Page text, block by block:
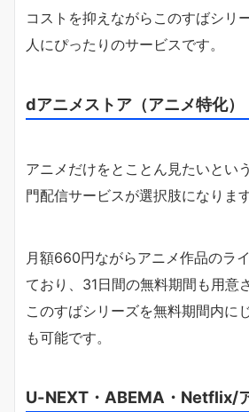
コストを抑えながらこのすばシリ
人にぴったりのサービスです。
dアニメストア（アニメ特化）
アニメだけをとことん見たいとい
門配信サービスが選択肢になります
月額660円ながらアニメ作品のラ
ており、31日間の無料期間も用意
このすばシリーズを無料期間内に
も可能です。
U-NEXT・ABEMA・Netflix/